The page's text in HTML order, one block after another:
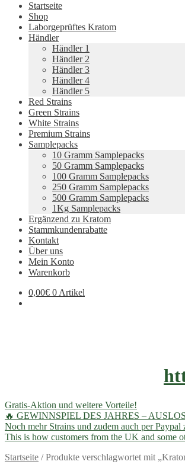
Startseite
Shop
Laborgeprüftes Kratom
Händler
Händler 1
Händler 2
Händler 3
Händler 4
Händler 5
Red Strains
Green Strains
White Strains
Premium Strains
Samplepacks
10 Gramm Samplepacks
50 Gramm Samplepacks
100 Gramm Samplepacks
250 Gramm Samplepacks
500 Gramm Samplepacks
1Kg Samplepacks
Ergänzend zu Kratom
Stammkundenrabatte
Kontakt
Über uns
Mein Konto
Warenkorb
0,00€ 0 Artikel
Gratis-Aktion und weitere Vorteile!
🔥 GEWINNSPIEL DES JAHRES –
Noch mehr Strains und zudem auch per
This is how customers from the UK and some
Startseite /Produkte verschlagwortet mit